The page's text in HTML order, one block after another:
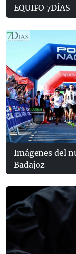
EQUIPO 7DÍAS
Imágenes del
Badajoz